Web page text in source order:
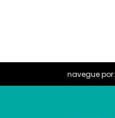
navegue por: